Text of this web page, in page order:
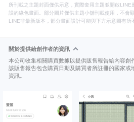
所刊載之主題封面僅供示意，實際套用主題並開啟
設的綠色畫面。部分圖片僅供主題小舖刊載使用，不會
LINE非最新版本，部分畫面設計可能與下方示意圖有所
關於提供給創作者的資訊
本公司收集相關購買數據以提供販售報告給內容創
該販售報告包含購買日期及購買者所註冊的國家或
資訊。